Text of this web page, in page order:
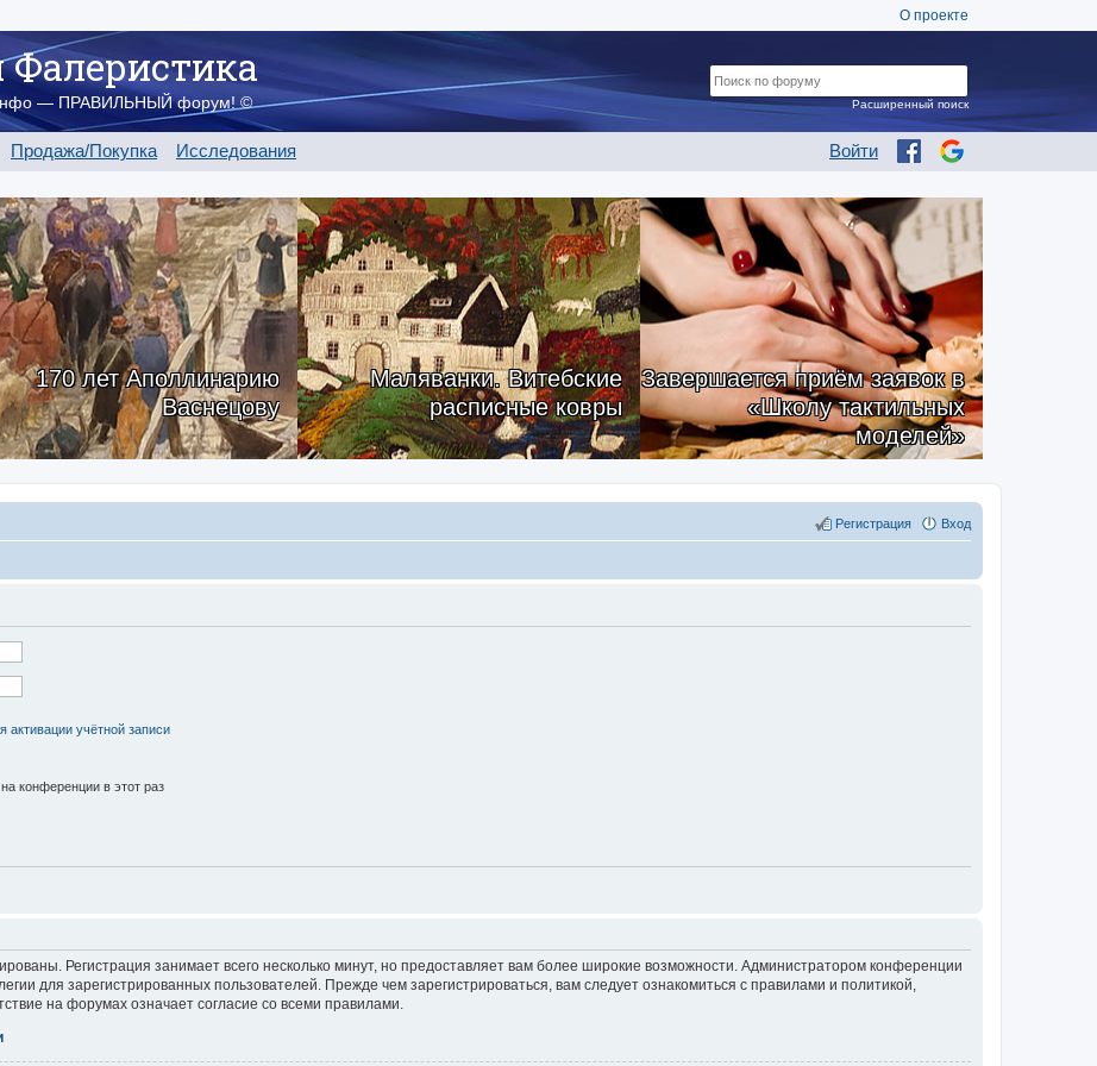
О проекте
— ПРАВИЛЬНЫЙ форум! ©
Продажа/Покупка Исследования Войти
Расширенный поиск
170 лет Аполлинарию
Васнецову
Маляванки. Витебские
расписные ковры
Завершается приём заявок в
«Школу тактильных
моделей»
Вход
Регистрация
активации учётной записи
конференции в этот раз
Регистрация занимает всего несколько минут, но предоставляет вам более широкие возможности. Администратором конференции
для зарегистрированных пользователей. Прежде чем зарегистрироваться, вам следует ознакомиться с правилами и политикой,
на форумах означает согласие со всеми правилами.